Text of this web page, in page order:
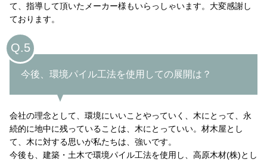
て、指導して頂いたメーカー様もいらっしゃいます。大変感謝し
ております。
Q.5
今後、環境パイル工法を使用しての展開は？
会社の理念として、環境にいいことやっていく、木にとって、永
続的に地中に残っていることは、木にとっていい。材木屋とし
て、木に対する思いが私たちは、強いです。
今後も、建築・土木で環境パイル工法を使用し、高原木材(株)とし